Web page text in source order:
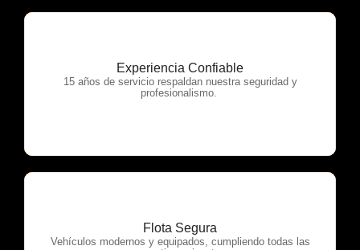
Experiencia Confiable
15 años de servicio respaldan nuestra seguridad y
profesionalismo.
OTP Servicios
Flota Segura
Vehículos modernos y equipados, cumpliendo todas las
OTP Servicios